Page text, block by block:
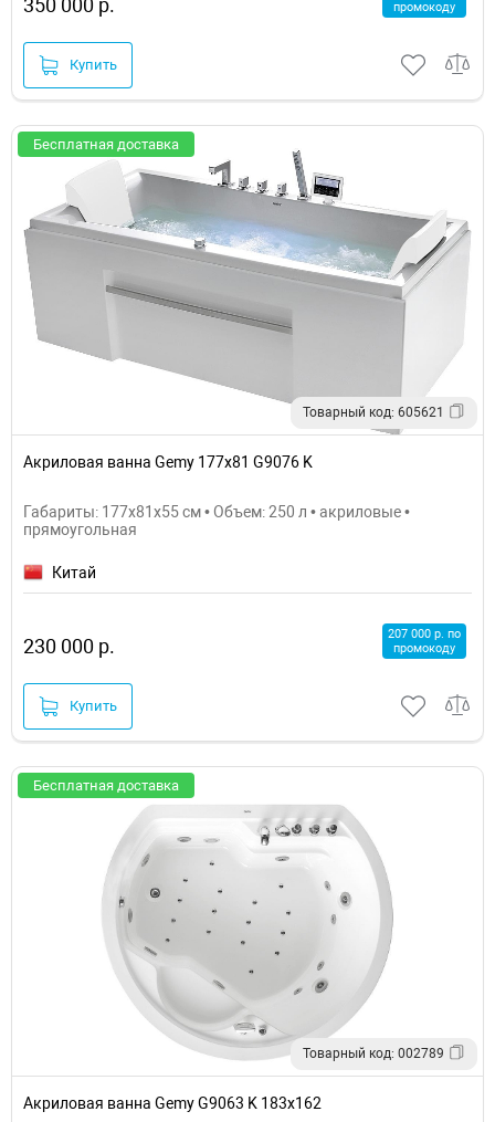
350 000 р.
промокоду
Купить
Бесплатная доставка
Товарный код: 605621
Акриловая ванна Gemy 177x81 G9076 K
Габариты: 177x81x55 см • Объем: 250 л • акриловые •
прямоугольная
Китай
230 000 р.
207 000 р. по
промокоду
Купить
Бесплатная доставка
Товарный код: 002789
Акриловая ванна Gemy G9063 K 183х162